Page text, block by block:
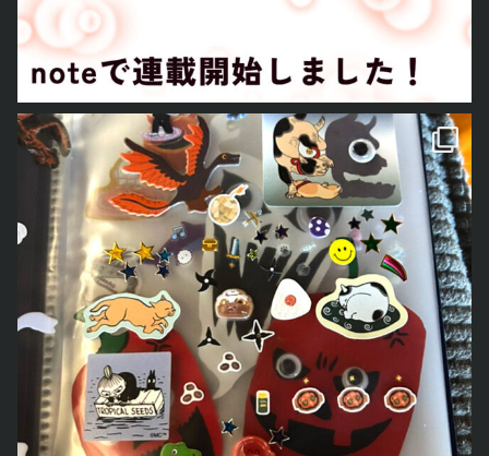
とあおごろ
も「シール